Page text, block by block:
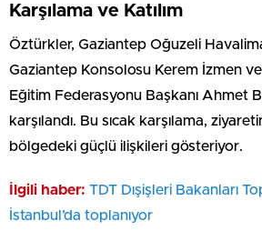
Karşılama ve Katılım
Öztürkler, Gaziantep Oğuzeli
Gaziantep Konsolosu Kerem İzmen
Eğitim Federasyonu Başkanı Ahmet
karşılandı. Bu sıcak karşılama,
bölgedeki güçlü ilişkileri gösteriyor.
İlgili haber: TDT Dışişleri Bakanları
İstanbul’da toplanıyor